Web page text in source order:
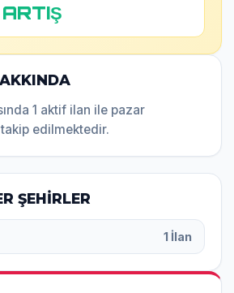
1 aktif ilan ile pazar
edilmektedir.
ŞEHİRLER
1 İlan